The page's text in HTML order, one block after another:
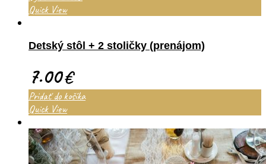
Quick View
Detský stôl + 2 stoličky (prenájom)
7.00€
Pridať do košíka
Quick View